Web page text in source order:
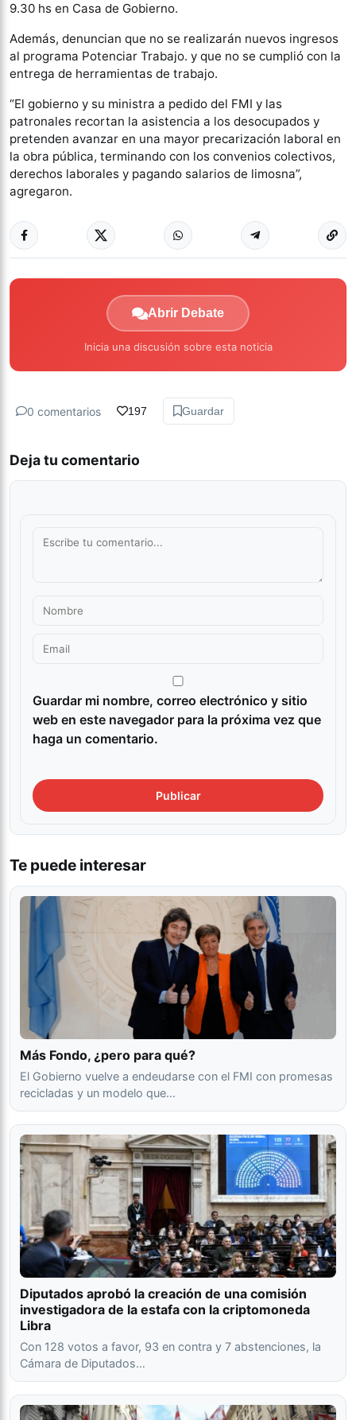
9.30 hs en Casa de Gobierno.
Además, denuncian que no se realizarán nuevos ingresos
al programa Potenciar Trabajo. y que no se cumplió con la
entrega de herramientas de trabajo.
“El gobierno y su ministra a pedido del FMI y las
patronales recortan la asistencia a los desocupados y
pretenden avanzar en una mayor precarización laboral en
la obra pública, terminando con los convenios colectivos,
derechos laborales y pagando salarios de limosna”,
agregaron.
Abrir Debate
Inicia una discusión sobre esta noticia
0 comentarios 197 Guardar
Deja tu comentario
Guardar mi nombre, correo electrónico y sitio
web en este navegador para la próxima vez que
haga un comentario.
Te puede interesar
Más Fondo, ¿pero para qué?
El Gobierno vuelve a endeudarse con el FMI con promesas
recicladas y un modelo que…
Diputados aprobó la creación de una comisión
investigadora de la estafa con la criptomoneda
Libra
Con 128 votos a favor, 93 en contra y 7 abstenciones, la
Cámara de Diputados…